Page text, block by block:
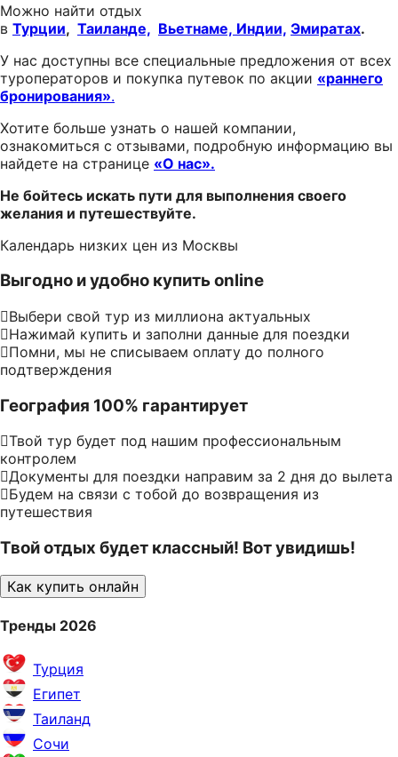
Можно найти отдых
в Турции, Таиланде, Вьетнаме, Индии, Эмиратах.
У нас доступны все специальные предложения от всех
туроператоров и покупка путевок по акции «раннего
бронирования».
Хотите больше узнать о нашей компании,
ознакомиться с отзывами, подробную информацию вы
найдете на странице «О нас».
Не бойтесь искать пути для выполнения своего
желания и путешествуйте.
Календарь низких цен из Москвы
Выгодно и удобно купить online
Выбери свой тур из миллиона актуальных
Нажимай купить и заполни данные для поездки
Помни, мы не списываем оплату до полного
подтверждения
География 100% гарантирует
Твой тур будет под нашим профессиональным
контролем
Документы для поездки направим за 2 дня до вылета
Будем на связи с тобой до возвращения из
путешествия
Твой отдых будет классный! Вот увидишь!
Как купить онлайн
Тренды 2026
Турция
Египет
Таиланд
Сочи